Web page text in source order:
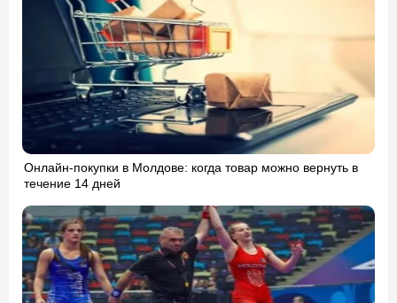
Онлайн-покупки в Молдове: когда товар можно вернуть в
течение 14 дней